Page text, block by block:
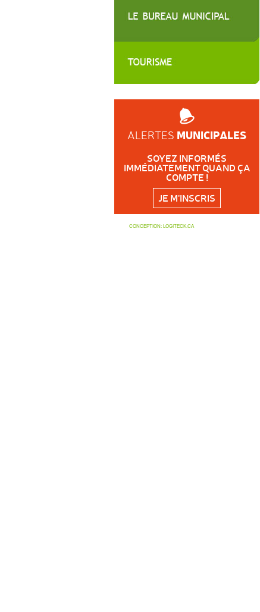
ALERTES MUNICIPALES
SOYEZ INFORMÉS
IMMÉDIATEMENT QUAND ÇA
COMPTE !
JE M'INSCRIS
CONCEPTION: LOGITECK.CA